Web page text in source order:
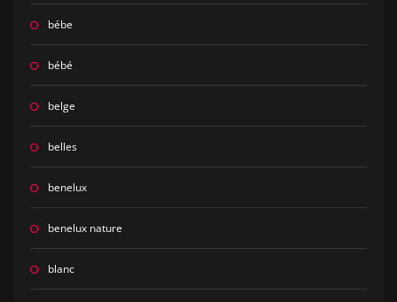
bébe
bébé
belge
belles
benelux
benelux nature
blanc